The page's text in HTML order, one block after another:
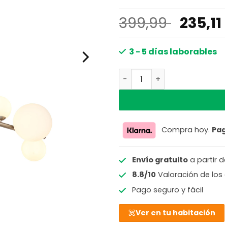
399,99 El
precio
original
235,11
3 - 5 días laborables
Lámpara colgante
Compra hoy.
Envío gratuitoa partir
8.8/10 Valoración de los
Pago seguro y fácil
Ver en tu habitación